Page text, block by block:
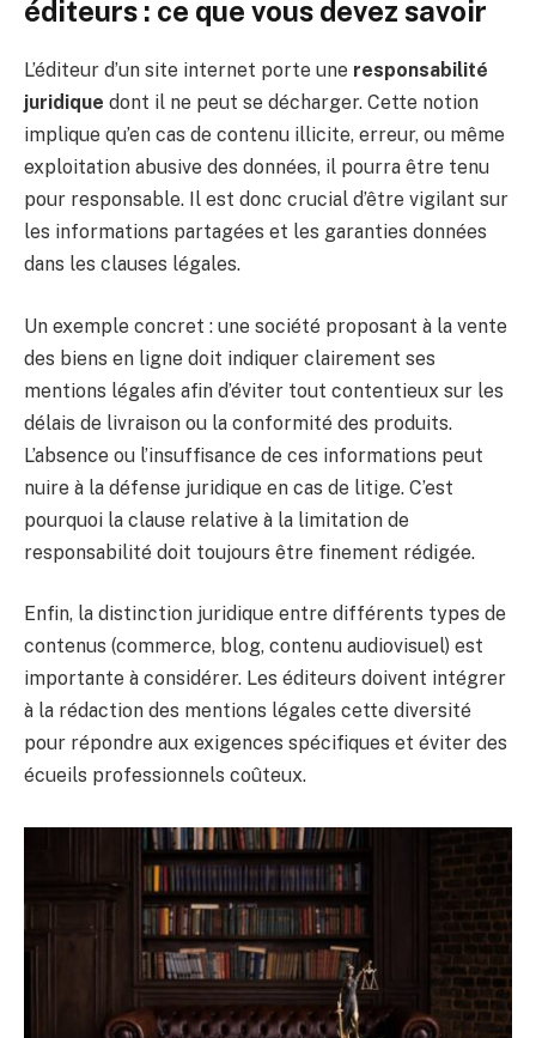
éditeurs : ce que vous devez savoir
L’éditeur d’un site internet porte une responsabilité
juridique dont il ne peut se décharger. Cette notion
implique qu’en cas de contenu illicite, erreur, ou même
exploitation abusive des données, il pourra être tenu
pour responsable. Il est donc crucial d’être vigilant sur
les informations partagées et les garanties données
dans les clauses légales.
Un exemple concret : une société proposant à la vente
des biens en ligne doit indiquer clairement ses
mentions légales afin d’éviter tout contentieux sur les
délais de livraison ou la conformité des produits.
L’absence ou l’insuffisance de ces informations peut
nuire à la défense juridique en cas de litige. C’est
pourquoi la clause relative à la limitation de
responsabilité doit toujours être finement rédigée.
Enfin, la distinction juridique entre différents types de
contenus (commerce, blog, contenu audiovisuel) est
importante à considérer. Les éditeurs doivent intégrer
à la rédaction des mentions légales cette diversité
pour répondre aux exigences spécifiques et éviter des
écueils professionnels coûteux.